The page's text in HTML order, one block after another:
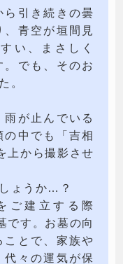
引き続きの曇
青空が垣間見
い、まさしく
。でも、そのお
。
が止んでいる
中でも「吉相
上から撮影させ
ょうか…？
ご建立する際
です。お墓の向
ことで、家族や
々の運気が保